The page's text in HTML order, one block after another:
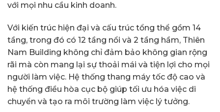
với mọi nhu cầu kinh doanh.
Với kiến trúc hiện đại và cấu trúc tổng thể gồm 14
tầng, trong đó có 12 tầng nổi và 2 tầng hầm, Thiên
Nam Building không chỉ đảm bảo không gian rộng
rãi mà còn mang lại sự thoải mái và tiện lợi cho mọi
người làm việc. Hệ thống thang máy tốc độ cao và
hệ thống điều hòa cục bộ giúp tối ưu hóa việc di
chuyển và tạo ra môi trường làm việc lý tưởng.